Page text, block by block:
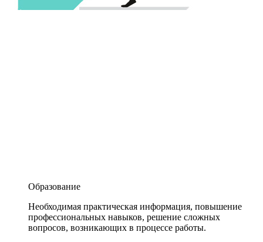
Образование
Необходимая практическая информация, повышение
профессиональных навыков, решение сложных
вопросов, возникающих в процессе работы.